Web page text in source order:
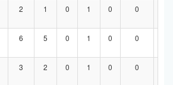
2 1 0 1 0 0
6 5 0 1 0 0
3 2 0 1 0 0